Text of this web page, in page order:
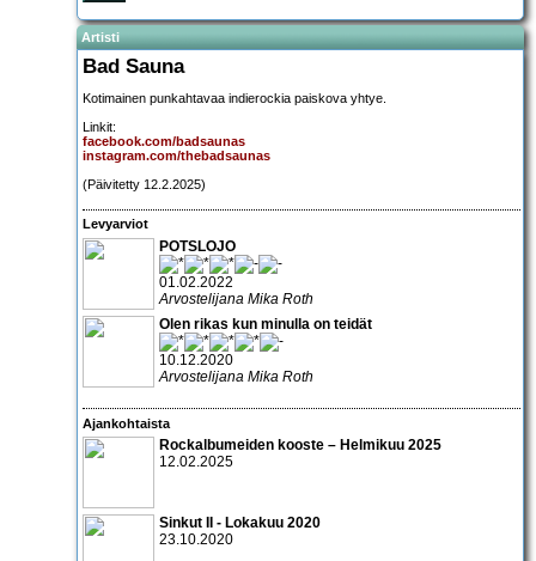
Artisti
Bad Sauna
Kotimainen punkahtavaa indierockia paiskova yhtye.
Linkit:
facebook.com/badsaunas
instagram.com/thebadsaunas
(Päivitetty 12.2.2025)
Levyarviot
POTSLOJO
01.02.2022
Arvostelijana Mika Roth
Olen rikas kun minulla on teidät
10.12.2020
Arvostelijana Mika Roth
Ajankohtaista
Rockalbumeiden kooste – Helmikuu 2025
12.02.2025
Sinkut II - Lokakuu 2020
23.10.2020